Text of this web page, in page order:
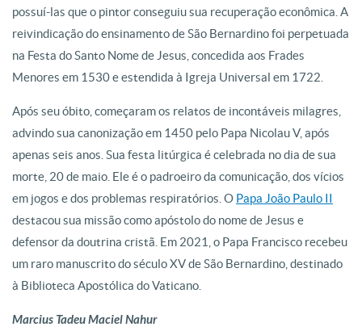
possuí-las que o pintor conseguiu sua recuperação econômica. A
reivindicação do ensinamento de São Bernardino foi perpetuada
na Festa do Santo Nome de Jesus, concedida aos Frades
Menores em 1530 e estendida à Igreja Universal em 1722.
Após seu óbito, começaram os relatos de incontáveis milagres,
advindo sua canonização em 1450 pelo Papa Nicolau V, após
apenas seis anos. Sua festa litúrgica é celebrada no dia de sua
morte, 20 de maio. Ele é o padroeiro da comunicação, dos vícios
em jogos e dos problemas respiratórios. O Papa João Paulo II
destacou sua missão como apóstolo do nome de Jesus e
defensor da doutrina cristã. Em 2021, o Papa Francisco recebeu
um raro manuscrito do século XV de São Bernardino, destinado
à Biblioteca Apostólica do Vaticano.
Marcius Tadeu Maciel Nahur